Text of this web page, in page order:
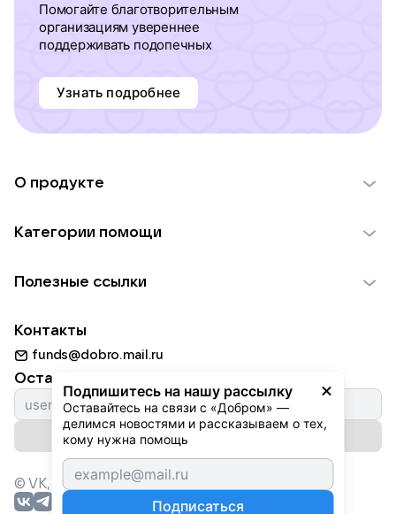
Помогайте благотворительным
организациям увереннее
поддерживать подопечных
Узнать подробнее
Подпишитесь на нашу рассылку
Оставайтесь на связи с «Добром» —
делимся новостями и рассказываем о тех,
кому нужна помощь
Подписаться
О продукте
Использование материалов
Для НКО
Партнерам
Категории помощи
Пожилым
Животным
Природе
Культуре
Фондам
Полезные ссылки
Добрый день
Истории
Автоплатежи
Контакты
funds@dobro.mail.ru
Оставайтесь с нами
Подписаться на рассылку
© VK, 2026г. Все права защищены.